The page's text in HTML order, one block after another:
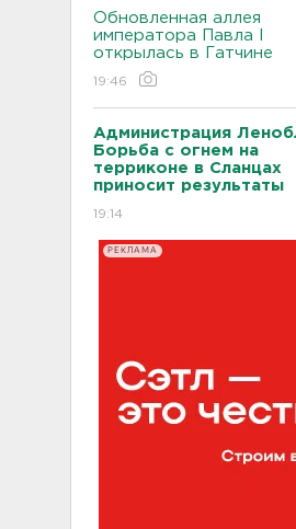
Обновленная аллея
императора Павла I
открылась в Гатчине
19:46
Администрация
Борьба с огнем на
терриконе в Сланцах
приносит результаты
19:14
РЕКЛАМА